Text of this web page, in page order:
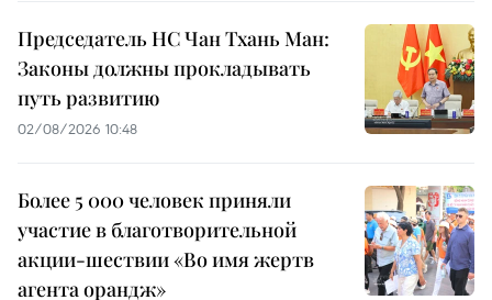
Председатель НС Чан Тхань Ман:
Законы должны прокладывать
путь развитию
02/08/2026 10:48
Более 5 000 человек приняли
участие в благотворительной
акции-шествии «Во имя жертв
агента орандж»